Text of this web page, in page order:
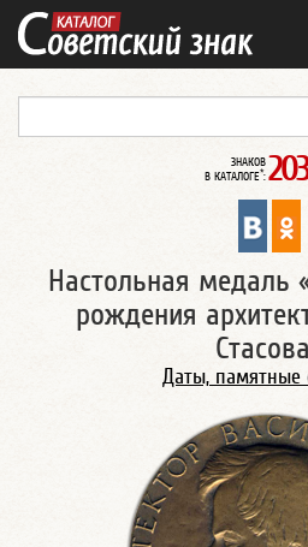
ЗНАКОВ
В КАТАЛОГЕ*:
Настольная медаль
рождения
Даты, памятные